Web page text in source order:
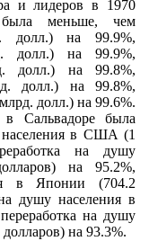
и лидеров в 1970
была меньше, чем
долл.) на 99.9%,
долл.) на 99.9%,
долл.) на 99.8%,
долл.) на 99.8%,
долл.) на 99.6%.
Сальвадоре была
населения в США (1
на душу
на 95.2%,
в Японии (704.2
душу населения в
на душу
на 93.3%.